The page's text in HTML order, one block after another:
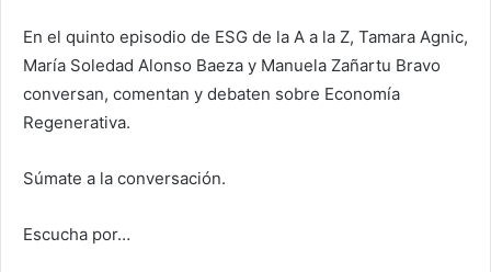
En el quinto episodio de ESG de la A a la Z, Tamara Agnic,
María Soledad Alonso Baeza y Manuela Zañartu Bravo
conversan, comentan y debaten sobre Economía
Regenerativa.
Súmate a la conversación.
Escucha por…